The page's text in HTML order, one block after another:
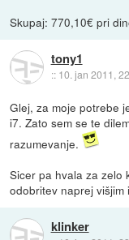
Skupaj: 770,10€ pri
tony1
:: 10. jan 2011,
Glej, za moje potrebe
i7. Zato sem se te
razumevanje.
Sicer pa hvala za zelo
odobritev naprej višjim
klinker